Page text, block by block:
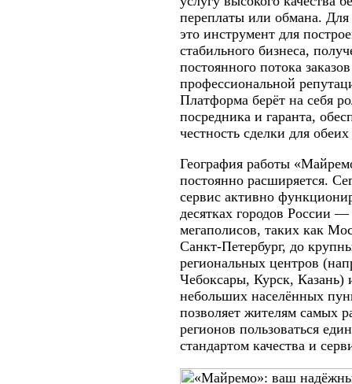
переплаты или обмана.
это инструмент для
стабильного бизнеса,
постоянного потока
профессиональной
Платформа берёт на себя
посредника и гаранта,
честность сделки для
География работы
постоянно расширяется.
сервис активно
десятках городов России —
мегаполисов, таких как
Санкт-Петербург, до
региональных центров
Чебоксары, Курск, Казань)
небольших населённых
позволяет жителям самых
регионов пользоваться
стандартом качества и